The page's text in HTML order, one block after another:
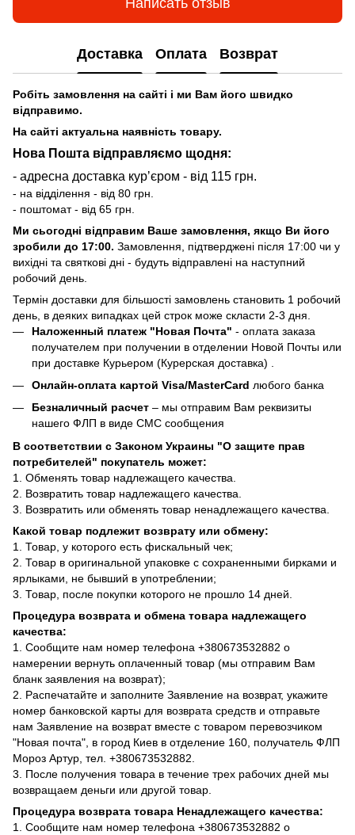
Написать отзыв
Доставка Оплата Возврат
Робіть замовлення на сайті і ми Вам його швидко
відправимо.
На сайті актуальна наявність товару.
Нова Пошта відправляємо щодня:
- адресна доставка курʼєром - від 115 грн.
- на відділення - від 80 грн.
- поштомат - від 65 грн.
Ми сьогодні відправим Ваше замовлення, якщо Ви його
зробили до 17:00. Замовлення, підтверджені після 17:00 чи у
вихідні та святкові дні - будуть відправлені на наступний
робочий день.
Термін доставки для більшості замовлень становить 1 робочий
день, в деяких випадках цей строк може скласти 2-3 дня.
Наложенный платеж "Новая Почта" - оплата заказа
получателем при получении в отделении Новой Почты или
при доставке Курьером (Курерская доставка) .
Онлайн-оплата картой Visa/MasterCard любого банка
Безналичный расчет – мы отправим Вам реквизиты
нашего ФЛП в виде СМС сообщения
В соответствии с Законом Украины "О защите прав
потребителей" покупатель может:
1. Обменять товар надлежащего качества.
2. Возвратить товар надлежащего качества.
3. Возвратить или обменять товар ненадлежащего качества.
Какой товар подлежит возврату или обмену:
1. Товар, у которого есть фискальный чек;
2. Товар в оригинальной упаковке с сохраненными бирками и
ярлыками, не бывший в употреблении;
3. Товар, после покупки которого не прошло 14 дней.
Процедура возврата и обмена товара надлежащего
качества:
1. Сообщите нам номер телефона +380673532882 о
намерении вернуть оплаченный товар (мы отправим Вам
бланк заявления на возврат);
2. Распечатайте и заполните Заявление на возврат, укажите
номер банковской карты для возврата средств и отправьте
нам Заявление на возврат вместе с товаром перевозчиком
"Новая почта", в город Киев в отделение 160, получатель ФЛП
Мороз Артур, тел. +380673532882.
3. После получения товара в течение трех рабочих дней мы
возвращаем деньги или другой товар.
Процедура возврата товара Ненадлежащего качества:
1. Сообщите нам номер телефона +380673532882 о